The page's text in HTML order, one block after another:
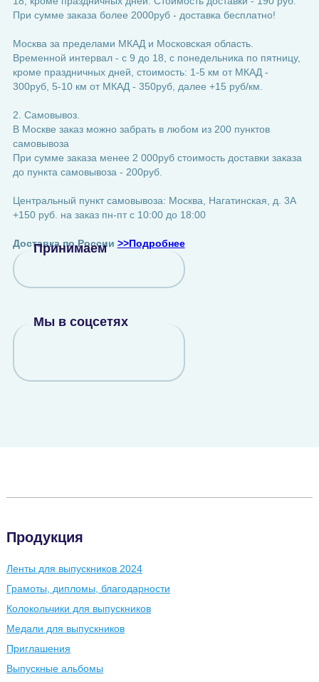
При сумме заказа более 2000руб - доставка бесплатно!
Москва за пределами МКАД и Московская область.
Временной интервал - с 9 до 18, с понедельника по пятницу,
кроме праздничных дней, стоимость: 1-5 км от МКАД -
300руб, 5-10 км от МКАД - 350руб, далее +15 руб/км.
2. Самовывоз.
В Москве заказ можно забрать в любом из 200 пунктов
самовывоза
При сумме заказа менее 2 000руб стоимость доставки заказа
до пункта самовывоза - 200руб.
Центральный пункт самовывоза: Москва, Нагатинская, д. 3А
+150 руб. на заказ пн-пт с 10:00 до 18:00
Доставка по России >>Подробнее
Принимаем
Мы в соцсетях
Продукция
Ленты для выпускников 2024
Грамоты, дипломы, благодарности
Колокольчики для выпускников
Медали для выпускников
Приглашения
Выпускные альбомы